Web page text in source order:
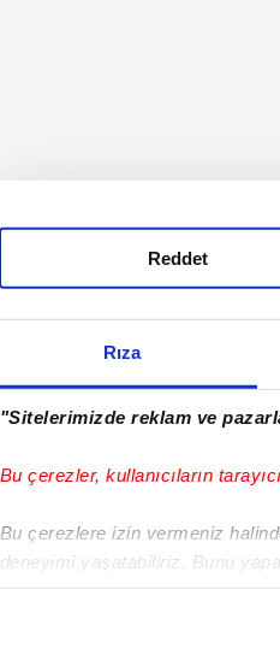
Rıza
"Sitelerimizde reklam ve
Bu çerezler, kullanıcıların
Bu çerezlere izin vermeniz
deneyimi yaşatabiliriz. Bunu
Reddet